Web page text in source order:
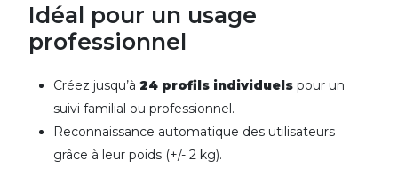
Idéal pour un usage
professionnel
Créez jusqu’à 24 profils individuelspour un
suivi familial ou professionnel.
Reconnaissance automatique des utilisateurs
grâce à leur poids (+/- 2 kg).